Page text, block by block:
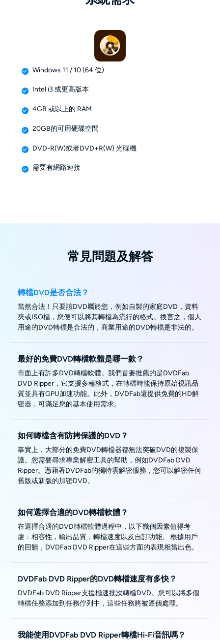
Windows 11 / 10 (64 位)
Intel i3 或更高版本
4GB 或以上的 RAM
20GB的可用硬碟空間
DVD-R(W)或者DVD+R(W) 光碟機
需要有網路連接
常見問題及解答
轉檔DVD是否合法？
當然合法！只要該DVD屬於您，例如自製的家庭DVD，資料
夾或ISO檔，您便可以將其轉檔為流行的格式。換言之，個人
用途的DVD轉檔是合法的，商業用途的DVD轉檔是非法的。
最好的免費DVD轉檔軟體是哪一款？
市面上有許多DVD轉檔軟體。我們首要推薦的是DVDFab
DVD Ripper，它支援多種格式，在轉檔時能保持原始視訊品
質並具有GPU加速功能。此外，DVDFab還提供免費的HD解
密器，可滿足您的基本使用需求。
如何轉檔含有防拷保護的DVD？
事實上，大部分的免費DVD轉檔器都無法突破DVD的複製保
護。您需要尋求專業解密工具的幫助，例如DVDFab DVD
Ripper。憑藉著DVDFab的獨特雲解密服務，您可以解密任何
舊版或新版的加密DVD。
如何選擇合適的DVD轉檔軟體？
在選擇合適的DVD轉檔軟體過程中，以下幾個因素值得考
慮：相容性，輸出品質，轉檔速度以及自訂功能。 根據用戶
的回饋，DVDFab DVD Ripper在這些方面的表現相當出色。
DVDFab DVD Ripper的DVD轉檔速度有多快？
DVDFab DVD Ripper支援極速批次轉檔DVD。您可以將多個
轉檔任務添加到任務佇列中，這些任務將被逐個處理。
我能使用DVDFab DVD Ripper轉檔Hi-Fi音訊嗎？